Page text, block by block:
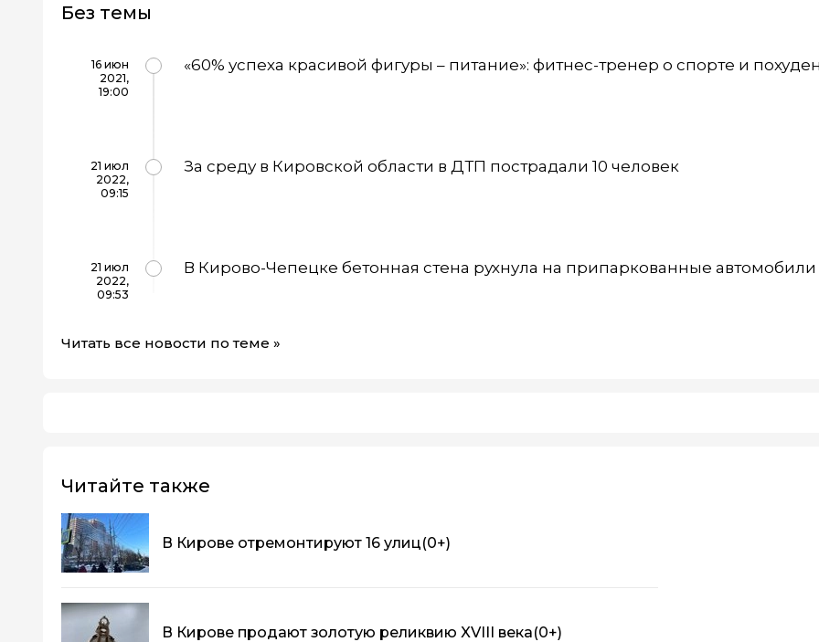
Без темы
16 июн
2021,
19:00
«60% успеха красивой фигуры – питание»: фитнес-тренер о спорте и
21 июл
2022,
09:15
За среду в Кировской области в ДТП пострадали 10 человек
21 июл
2022,
09:53
В Кирово-Чепецке бетонная стена рухнула на припаркованные автомобили
Читать все новости по теме »
Читайте также
В Кирове отремонтируют 16 улиц(0+)
В Кирове продают золотую реликвию XVIII века(0+)